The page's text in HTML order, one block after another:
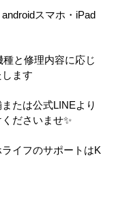
スマホ・iPad
と修理内容に応じ
ます
たは公式LINEより
ださいませ✨
イフのサポートはK